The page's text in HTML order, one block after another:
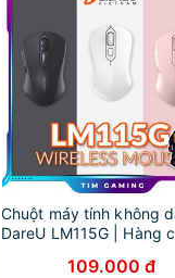
Chuột máy tính không
DareU LM115G | Hàng
109.000 đ